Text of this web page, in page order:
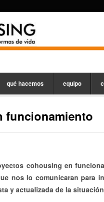
qué hacemos equipo
funcionamiento
cohousing en
nos lo comunicaran para
y actualizada de la